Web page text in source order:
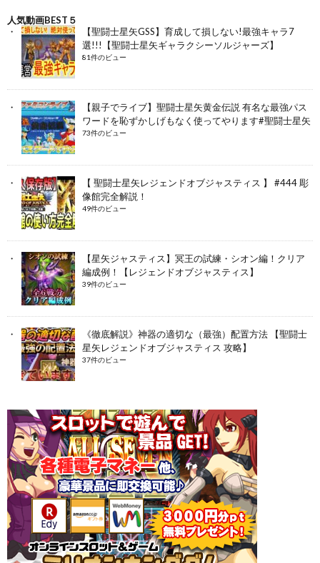
人気動画BEST５
【聖闘士星矢GSS】育成して損しない!最強キャラ7
選!!!【聖闘士星矢ギャラクシーソルジャーズ】
81件のビュー
【親子でライブ】聖闘士星矢黄金伝説 有名な最強パス
ワードを恥ずかしげもなく使ってやります#聖闘士星矢
73件のビュー
【 聖闘士星矢レジェンドオブジャスティス 】 #444 彫
像館完全解説！
49件のビュー
【星矢ジャスティス】冥王の試練・シオン編！クリア
編成例！【レジェンドオブジャスティス】
39件のビュー
《徹底解説》神器の適切な（最強）配置方法 【聖闘士
星矢レジェンドオブジャスティス 攻略】
37件のビュー